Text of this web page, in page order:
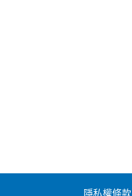
隱私權條款